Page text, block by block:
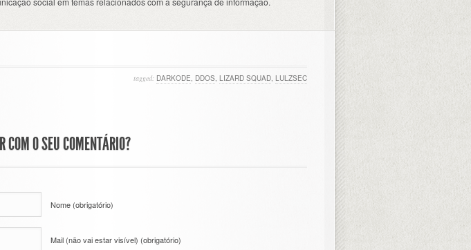
tagged: DARKODE, DDOS, LIZARD SQUAD, LULZSEC
COM O SEU COMENTÁRIO?
Nome (obrigatório)
Mail (não vai estar visível) (obrigatório)